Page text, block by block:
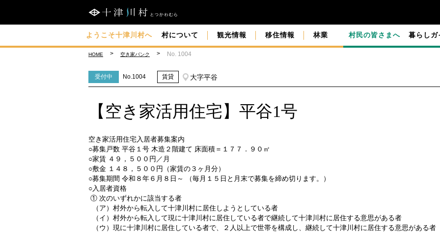
ようこそ十津川村へ 村について 観光情報 移住情報 林業 村民の皆さまへ 暮らしガ
HOME 空き家バンク No. 1004
受付中 No.1004 賃貸 大字平谷
【空き家活用住宅】平谷1号
空き家活用住宅入居者募集案内
○募集戸数 平谷１号 木造２階建て 床面積＝１７７．９０㎡
○家賃 ４９，５００円／月
○敷金 １４８，５００円（家賃の３ヶ月分）
○募集期間 令和８年６月８日～ （毎月１５日と月末で募集を締め切ります。）
○入居者資格
① 次のいずれかに該当する者
（ア）村外から転入して十津川村に居住しようとしている者
（イ）村外から転入して現に十津川村に居住している者で継続して十津川村に居住する意思がある者
（ウ）現に十津川村に居住している者で、２人以上で世帯を構成し、継続して十津川村に居住する意思がある者